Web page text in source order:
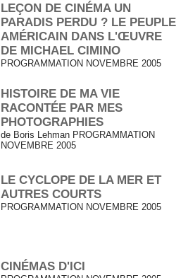
LEÇON DE CINÉMA UN
PARADIS PERDU ? LE PEUPLE
AMÉRICAIN DANS L'ŒUVRE
DE MICHAEL CIMINO
PROGRAMMATION NOVEMBRE 2005
HISTOIRE DE MA VIE
RACONTÉE PAR MES
PHOTOGRAPHIES
de Boris Lehman PROGRAMMATION
NOVEMBRE 2005
LE CYCLOPE DE LA MER ET
AUTRES COURTS
PROGRAMMATION NOVEMBRE 2005
CINÉMAS D'ICI